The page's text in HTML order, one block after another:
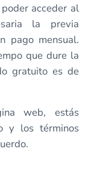
acceder al
la previa
pago mensual.
que dure la
gratuito es de
web, estás
y los términos